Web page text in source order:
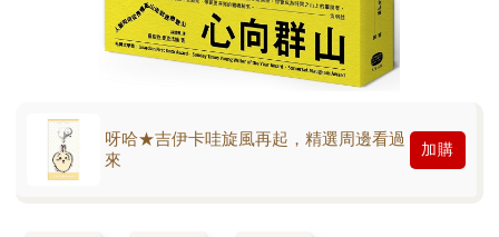
呀哈★吉伊卡哇旋風再起，精選周邊看過
來
加購